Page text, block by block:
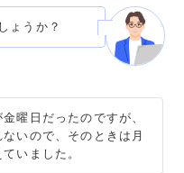
ょうか？
曜日だったのですが、
いので、そのときは月
いました。